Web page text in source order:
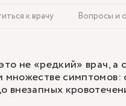
к врачу Вопросы и
не «редкий» врач, а
множестве
внезапных